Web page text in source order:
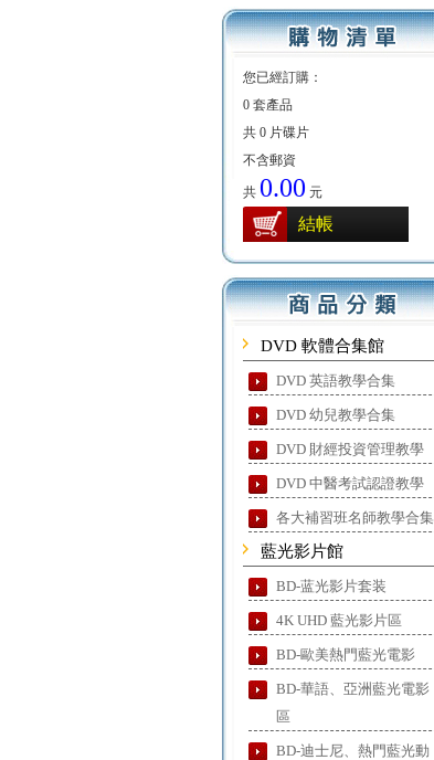
您已經訂購：
0 套產品
共 0 片碟片
不含郵資
共 0.00 元
結帳
DVD 軟體合集館
DVD 英語教學合集
DVD 幼兒教學合集
DVD 財經投資管理教學
DVD 中醫考試認證教學
各大補習班名師教學合集
藍光影片館
BD-蓝光影片套装
4K UHD 藍光影片區
BD-歐美熱門藍光電影
BD-華語、亞洲藍光電影
區
BD-迪士尼、熱門藍光動